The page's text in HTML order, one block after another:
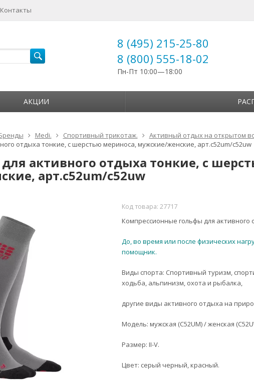
Контакты
8 (495) 215-25-80
8 (800) 555-18-02
Пн-Пт 10:00—18:00
АКЦИИ
Medi. Спортивный трикотаж.
Активный отдых на открытом
отдыха тонкие, с шерстью мериноса, мужские/женские, арт.c52um/c52uw
активного отдыха тонкие, с
арт.c52um/c52uw
Код товара:27717
Компрессионные гольфы для активного
До, во время или после физических
помощник.
Виды спорта: Спортивный туризм,
ходьба, альпинизм, охота и рыбалка,
другие виды активного отдыха на
Модель: мужская (C52UM) / женская
Размер: II-V.
Цвет: серый черный, красный.